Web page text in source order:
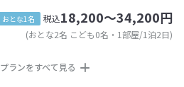
おとな1名 税込18,200～34,200円
(おとな2名 こども0名・1部屋/1泊2日)
ランをすべて見る